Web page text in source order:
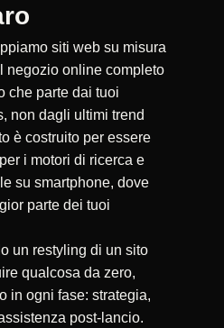
siti web su misura
online completo
che parte dai tuoi
non dagli ultimi trend
è costruito per essere
i motori di ricerca e
su smartphone, dove
parte dei tuoi
un restyling di un sito
qualcosa da zero,
in ogni fase: strategia,
post-lancio.